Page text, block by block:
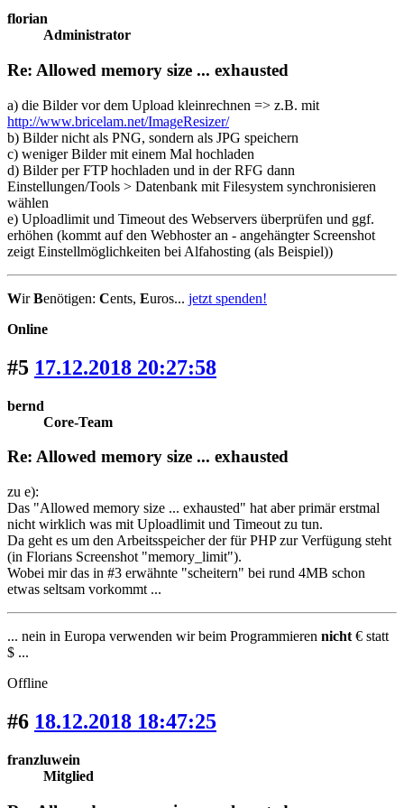
florian
Administrator
Re: Allowed memory size ... exhausted
a) die Bilder vor dem Upload kleinrechnen => z.B. mit
http://www.bricelam.net/ImageResizer/
b) Bilder nicht als PNG, sondern als JPG speichern
c) weniger Bilder mit einem Mal hochladen
d) Bilder per FTP hochladen und in der RFG dann
Einstellungen/Tools > Datenbank mit Filesystem synchronisieren
wählen
e) Uploadlimit und Timeout des Webservers überprüfen und ggf.
erhöhen (kommt auf den Webhoster an - angehängter Screenshot
zeigt Einstellmöglichkeiten bei Alfahosting (als Beispiel))
WirBenötigen: Cents, Euros... jetzt spenden!
Online
#5 17.12.2018 20:27:58
bernd
Core-Team
Re: Allowed memory size ... exhausted
zu e):
Das "Allowed memory size ... exhausted" hat aber primär erstmal
nicht wirklich was mit Uploadlimit und Timeout zu tun.
Da geht es um den Arbeitsspeicher der für PHP zur Verfügung steht
(in Florians Screenshot "memory_limit").
Wobei mir das in #3 erwähnte "scheitern" bei rund 4MB schon
etwas seltsam vorkommt ...
... nein in Europa verwenden wir beim Programmieren nicht € statt
$ ...
Offline
#6 18.12.2018 18:47:25
franzluwein
Mitglied